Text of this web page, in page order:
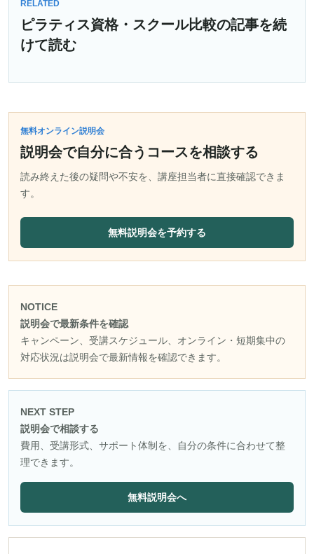
RELATED
ピラティス資格・スクール比較の記事を続
けて読む
無料オンライン説明会
説明会で自分に合うコースを相談する
読み終えた後の疑問や不安を、講座担当者に直接確認できま
す。
無料説明会を予約する
NOTICE
説明会で最新条件を確認
キャンペーン、受講スケジュール、オンライン・短期集中の
対応状況は説明会で最新情報を確認できます。
NEXT STEP
説明会で相談する
費用、受講形式、サポート体制を、自分の条件に合わせて整
理できます。
無料説明会へ